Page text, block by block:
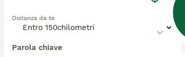
Distanza da te
Parola chiave